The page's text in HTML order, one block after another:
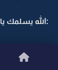
:الله يسلمك